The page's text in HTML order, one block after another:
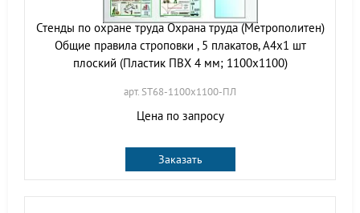
Стенды по охране труда Охрана труда (Метрополитен)
Общие правила строповки , 5 плакатов, А4х1 шт
плоский (Пластик ПВХ 4 мм; 1100х1100)
арт. ST68-1100х1100-ПЛ
Цена по запросу
Заказать